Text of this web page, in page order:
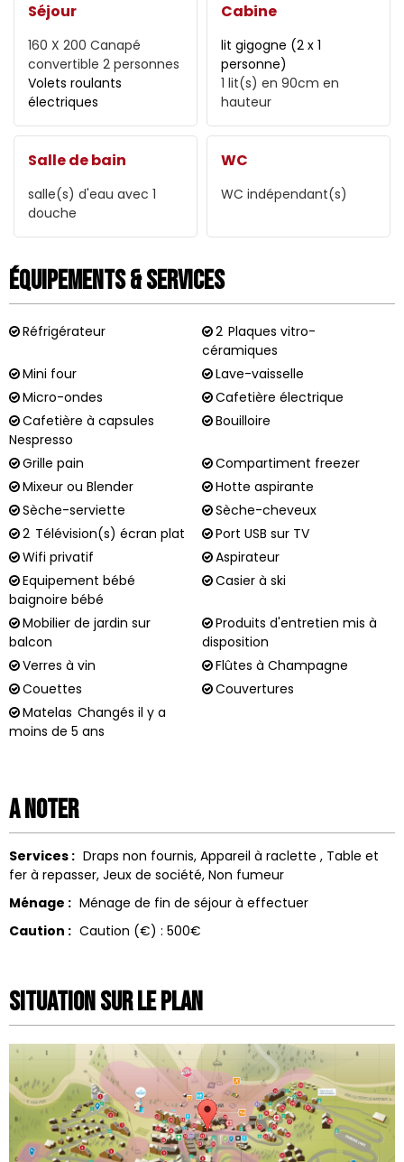
Séjour
160 X 200 Canapé
convertible 2 personnes
Volets roulants
électriques
Cabine
lit gigogne (2 x 1
personne)
1 lit(s) en 90cm en
hauteur
Salle de bain
salle(s) d'eau avec 1
douche
WC
WC indépendant(s)
Équipements & Services
Réfrigérateur 2 Plaques vitro-
céramiques
Mini four
Lave-vaisselle
Micro-ondes
Cafetière électrique
Cafetière à capsules
Nespresso
Bouilloire
Grille pain
Compartiment freezer
Mixeur ou Blender
Hotte aspirante
Sèche-serviette
Sèche-cheveux
2 Télévision(s) écran plat
Port USB sur TV
Wifi privatif
Aspirateur
Equipement bébé
baignoire bébé
Casier à ski
Mobilier de jardin sur
balcon
Produits d'entretien mis à
disposition
Verres à vin
Flûtes à Champagne
Couettes
Couvertures
Matelas Changés il y a
moins de 5 ans
A noter
Services : Draps non fournis Appareil à raclette
Table et
fer à repasser Jeux de société Non fumeur
Ménage : Ménage de fin de séjour à effectuer
Caution : Caution (€) : 500€
Situation sur le Plan